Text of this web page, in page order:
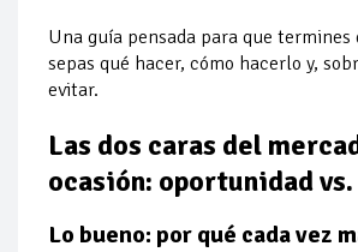
Una guía pensada para que termines
sepas qué hacer, cómo hacerlo y,
evitar.
Las dos caras del
ocasión: oportunidad
Lo bueno: por qué cada vez